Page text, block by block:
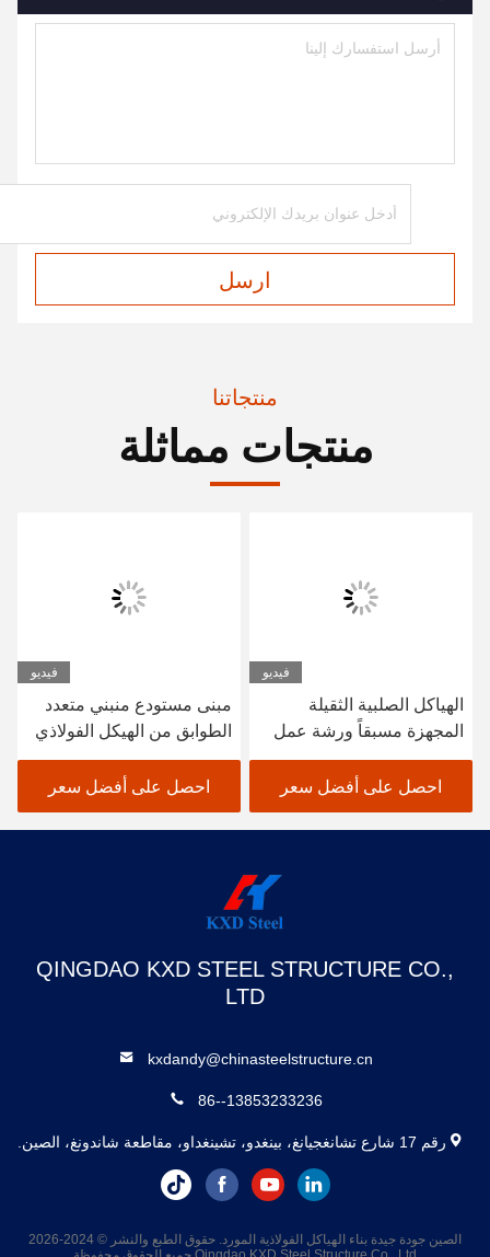
ارسل
منتجاتنا
منتجات مماثلة
فيديو
الهياكل الصلبية الثقيلة
المجهزة مسبقاً ورشة عمل
البناء الصلب المهيك مخزن
احصل على أفضل سعر
فيديو
مبنى مستودع منبني متعدد
الطوابق من الهيكل الفولاذي
SGS BV المعتمد CE
احصل على أفضل سعر
QINGDAO KXD STEEL STRUCTURE CO.,
LTD
kxdandy@chinasteelstructure.cn
86--13853233236
رقم 17 شارع تشانغجيانغ، بينغدو، تشينغداو، مقاطعة شاندونغ، الصين.
الصين جودة جيدة بناء الهياكل الفولاذية المورد. حقوق الطبع والنشر © 2024-2026